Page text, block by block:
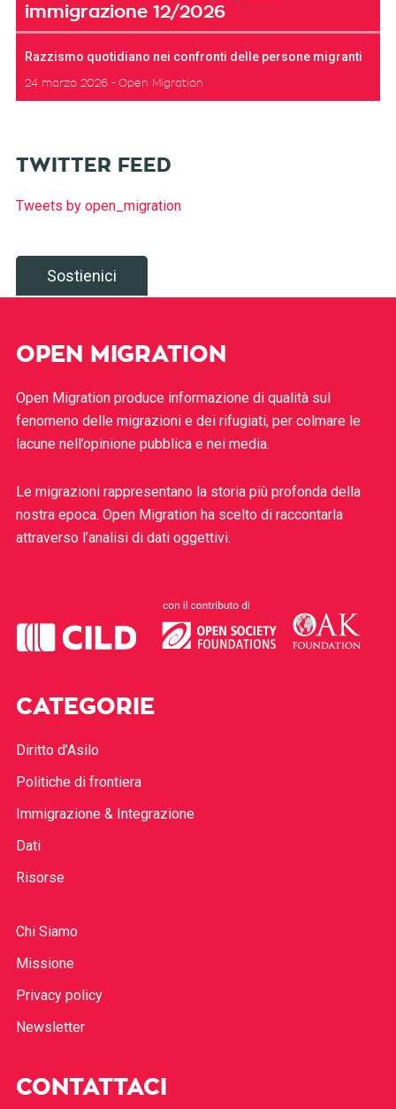
immigrazione 12/2026
Razzismo quotidiano nei confronti delle persone migranti
24 marzo 2026 Open Migration
TWITTER FEED
Tweets by open_migration
Sostienici
OPEN MIGRATION
Open Migration produce informazione di qualità sul
fenomeno delle migrazioni e dei rifugiati, per colmare le
lacune nell’opinione pubblica e nei media.
Le migrazioni rappresentano la storia più profonda della
nostra epoca. Open Migration ha scelto di raccontarla
attraverso l’analisi di dati oggettivi.
CATEGORIE
Diritto d’Asilo
Politiche di frontiera
Immigrazione & Integrazione
Dati
Risorse
Chi Siamo
Missione
Privacy policy
Newsletter
CONTATTACI